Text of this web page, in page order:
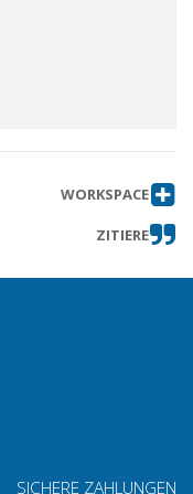
WORKSPACE
ZITIERE
SICHERE ZAHLUNGEN